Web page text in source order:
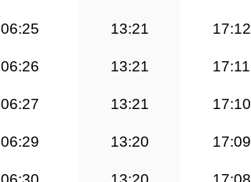
06:25 13:21 17:12
06:26 13:21 17:11
06:27 13:21 17:10
06:29 13:20 17:09